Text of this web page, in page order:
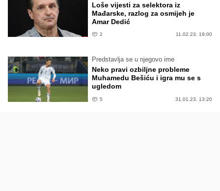
Loše vijesti za selektora iz
Mađarske, razlog za osmijeh je
Amar Dedić
2 11.02.23. 19:00
Predstavlja se u njegovo ime
Neko pravi ozbiljne probleme
Muhamedu Bešiću i igra mu se s
ugledom
5 31.01.23. 13:20